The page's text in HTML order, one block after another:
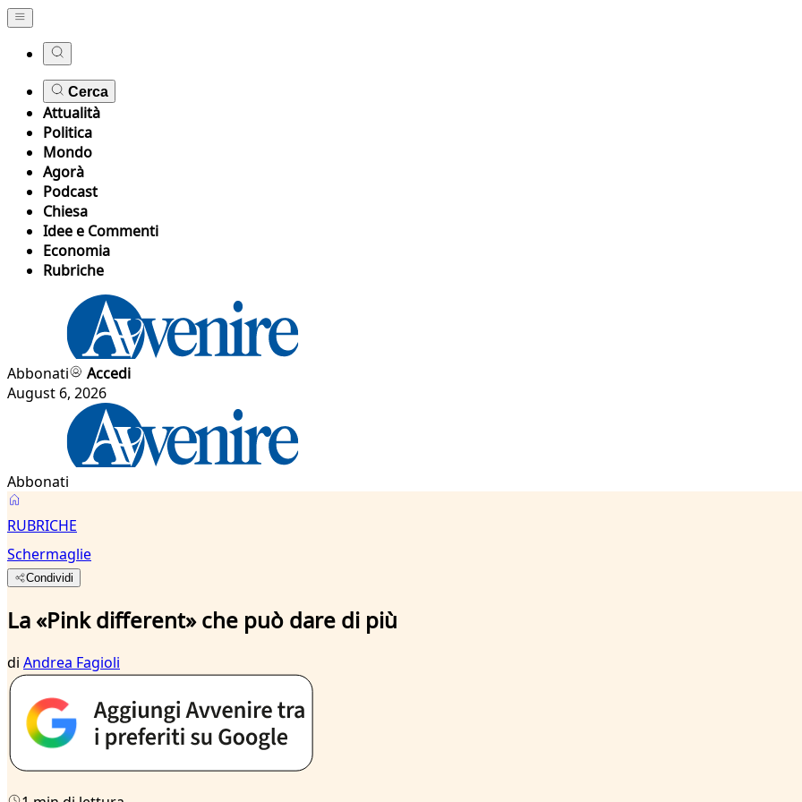
Cerca
Attualità
Politica
Mondo
Agorà
Podcast
Chiesa
Idee e Commenti
Economia
Rubriche
Abbonati
Accedi
August 6, 2026
Abbonati
RUBRICHE
Schermaglie
Condividi
La «Pink different» che può dare di più
di Andrea Fagioli